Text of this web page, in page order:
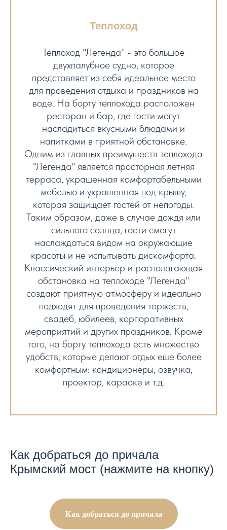
Теплоход
Теплоход "Легенда" - это большое
двухпалубное судно, которое
представляет из себя идеальное место
для проведения отдыха и праздников на
воде. На борту теплохода расположен
ресторан и бар, где гости могут
насладиться вкусными блюдами и
напитками в приятной обстановке.
Одним из главных преимуществ теплохода
"Легенда" является просторная летняя
терраса, украшенная комфортабельными
мебелью и украшенная под крышу,
которая защищает гостей от непогоды.
Таким образом, даже в случае дождя или
сильного солнца, гости смогут
наслаждаться видом на окружающие
красоты и не испытывать дискомфорта.
Классический интерьер и располагающая
обстановка на теплоходе "Легенда"
создают приятную атмосферу и идеально
подходят для проведения торжеств,
свадеб, юбилеев, корпоративных
мероприятий и других праздников. Кроме
того, на борту теплохода есть множество
удобств, которые делают отдых еще более
комфортным: кондиционеры, озвучка,
проектор, караоке и т.д.
Как добраться до причала
Крымский мост (нажмите на кнопку)
Как добраться до причала